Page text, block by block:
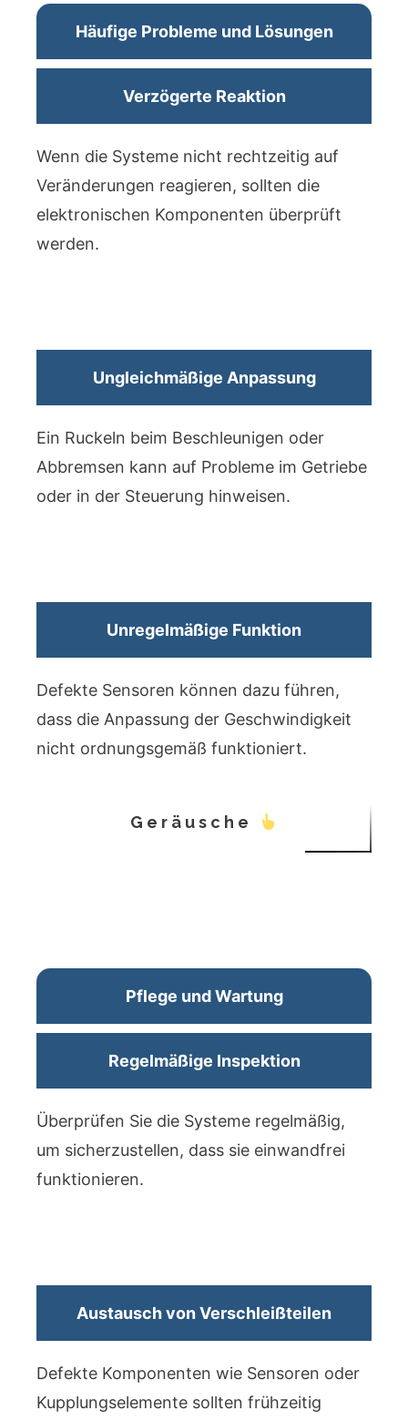
Häufige Probleme und Lösungen
Verzögerte Reaktion
Wenn die Systeme nicht rechtzeitig auf
Veränderungen reagieren, sollten die
elektronischen Komponenten überprüft
werden.
Ungleichmäßige Anpassung
Ein Ruckeln beim Beschleunigen oder
Abbremsen kann auf Probleme im Getriebe
oder in der Steuerung hinweisen.
Unregelmäßige Funktion
Defekte Sensoren können dazu führen,
dass die Anpassung der Geschwindigkeit
nicht ordnungsgemäß funktioniert.
Geräusche
Pflege und Wartung
Regelmäßige Inspektion
Überprüfen Sie die Systeme regelmäßig,
um sicherzustellen, dass sie einwandfrei
funktionieren.
Austausch von Verschleißteilen
Defekte Komponenten wie Sensoren oder
Kupplungselemente sollten frühzeitig